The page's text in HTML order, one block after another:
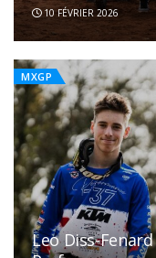
10 FÉVRIER 2026
MXGP
Leo Diss-